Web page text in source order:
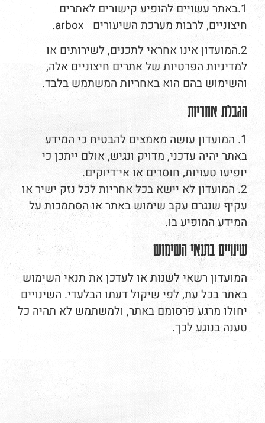
1.באתר עשויים להופיע קישורים לאתרים
חיצוניים, לרבות מערכת השיעורים arbox.
2.המועדון אינו אחראי לתכנים, לשירותים או
למדיניות הפרטיות של אתרים חיצוניים אלה,
והשימוש בהם הוא באחריות המשתמש בלבד.
הגבלת אחריות
1. המועדון עושה מאמצים להבטיח כי המידע
באתר יהיה עדכני, מדויק ונגיש, אולם ייתכן כי
יופיעו טעויות, חוסרים או אי־דיוקים.
2. המועדון לא יישא בכל אחריות לכל נזק ישיר או
עקיף שנגרם עקב שימוש באתר או הסתמכות על
המידע המופיע בו.
שינויים בתנאי השימוש
המועדון רשאי לשנות או לעדכן את תנאי השימוש
באתר בכל עת, לפי שיקול דעתו הבלעדי. השינויים
יחולו מרגע פרסומם באתר, ולמשתמש לא תהיה כל
טענה בנוגע לכך.